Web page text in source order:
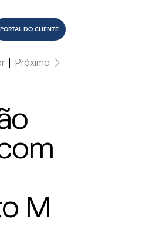
PORTAL DO CLIENTE
Próximo
M